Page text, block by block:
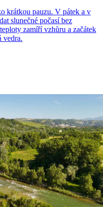
krátkou pauzu. V pátek a v
slunečné počasí bez
zamíří vzhůru a začátek
vedra.